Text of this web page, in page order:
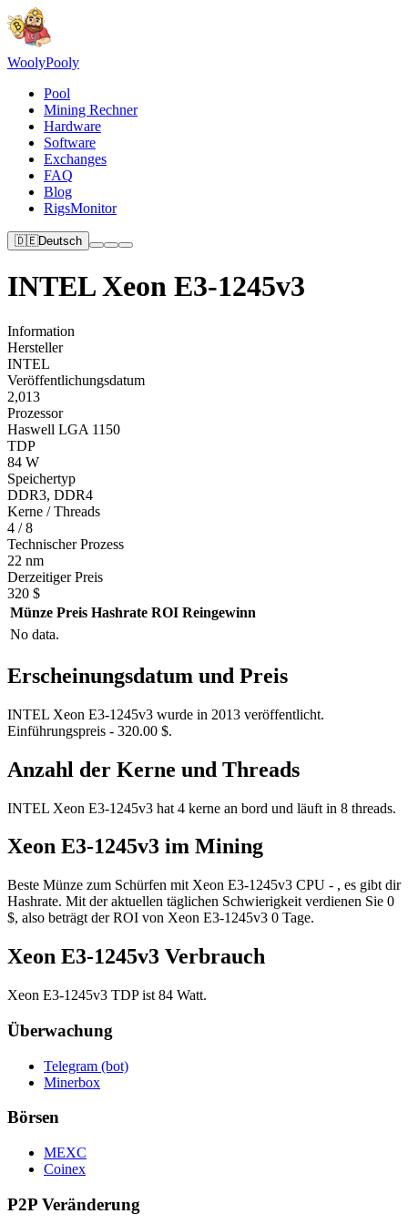
WoolyPooly
Pool
Mining Rechner
Hardware
Software
Exchanges
FAQ
Blog
RigsMonitor
🇩🇪Deutsch
INTEL Xeon E3-1245v3
Information
Hersteller
INTEL
Veröffentlichungsdatum
2,013
Prozessor
Haswell LGA 1150
TDP
84 W
Speichertyp
DDR3, DDR4
Kerne / Threads
4 / 8
Technischer Prozess
22 nm
Derzeitiger Preis
320 $
Münze Preis Hashrate ROI Reingewinn
No data.
Erscheinungsdatum und Preis
INTEL Xeon E3-1245v3 wurde in 2013 veröffentlicht.
Einführungspreis - 320.00 $.
Anzahl der Kerne und Threads
INTEL Xeon E3-1245v3 hat 4 kerne an bord und läuft in 8 threads.
Xeon E3-1245v3 im Mining
Beste Münze zum Schürfen mit Xeon E3-1245v3 CPU - , es gibt dir
Hashrate. Mit der aktuellen täglichen Schwierigkeit verdienen Sie 0
$, also beträgt der ROI von Xeon E3-1245v3 0 Tage.
Xeon E3-1245v3 Verbrauch
Xeon E3-1245v3 TDP ist 84 Watt.
Überwachung
Telegram (bot)
Minerbox
Börsen
MEXC
Coinex
P2P Veränderung